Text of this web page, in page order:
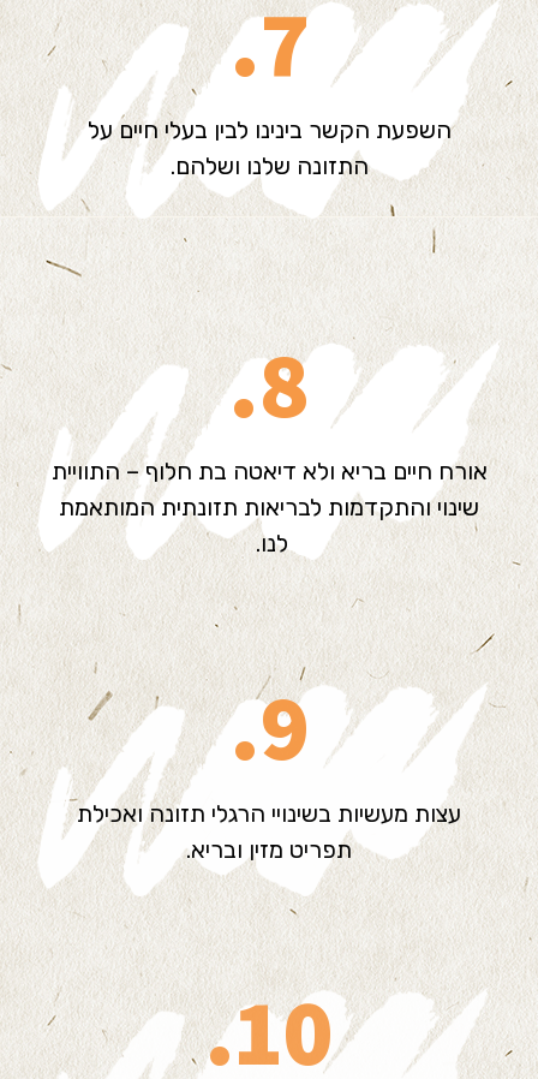
7.
השפעת הקשר בינינו לבין בעלי חיים על
התזונה שלנו ושלהם.
8.
אורח חיים בריא ולא דיאטה בת חלוף – התוויית
שינוי והתקדמות לבריאות תזונתית המותאמת
לנו.
9.
עצות מעשיות בשינויי הרגלי תזונה ואכילת
תפריט מזין ובריא.
10.